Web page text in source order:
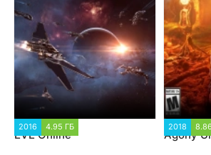
2016 4.95 ГБ
EVE Online
2018
Agony